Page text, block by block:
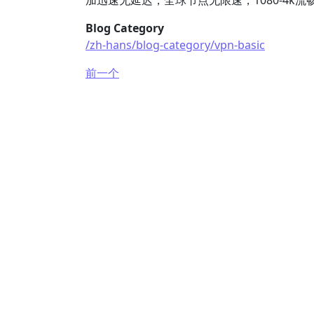
Blog Category
/zh-hans/blog-category/vpn-basic
前一个